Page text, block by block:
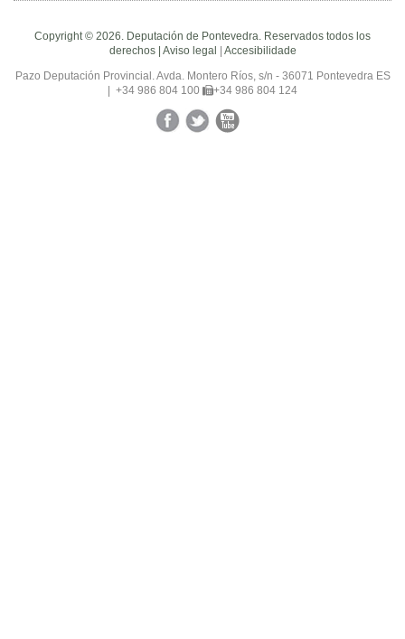
Copyright © 2026. Deputación de Pontevedra. Reservados todos los
derechos | Aviso legal | Accesibilidade
Pazo Deputación Provincial. Avda. Montero Ríos, s/n - 36071 Pontevedra ES
| +34 986 804 100
+34 986 804 124
FacebookTwitterYouTube